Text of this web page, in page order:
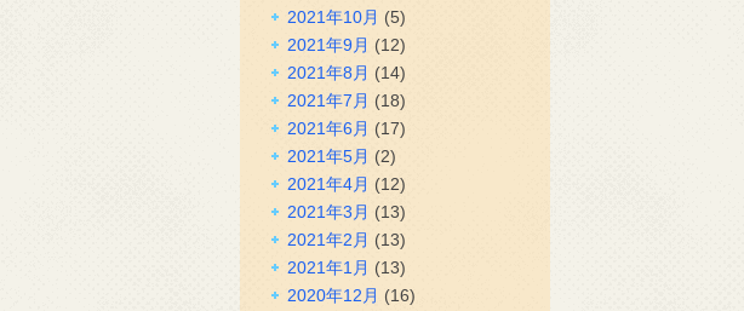
2021年10月 (5)
2021年9月 (12)
2021年8月 (14)
2021年7月 (18)
2021年6月 (17)
2021年5月 (2)
2021年4月 (12)
2021年3月 (13)
2021年2月 (13)
2021年1月 (13)
2020年12月 (16)